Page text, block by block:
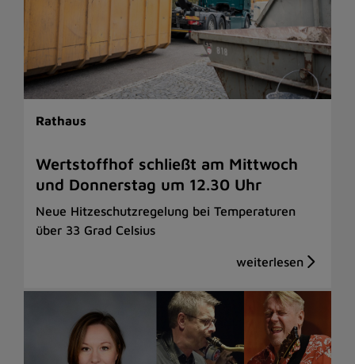
Rathaus
Wertstoffhof schließt am Mittwoch
und Donnerstag um 12.30 Uhr
Neue Hitzeschutzregelung bei Temperaturen
über 33 Grad Celsius